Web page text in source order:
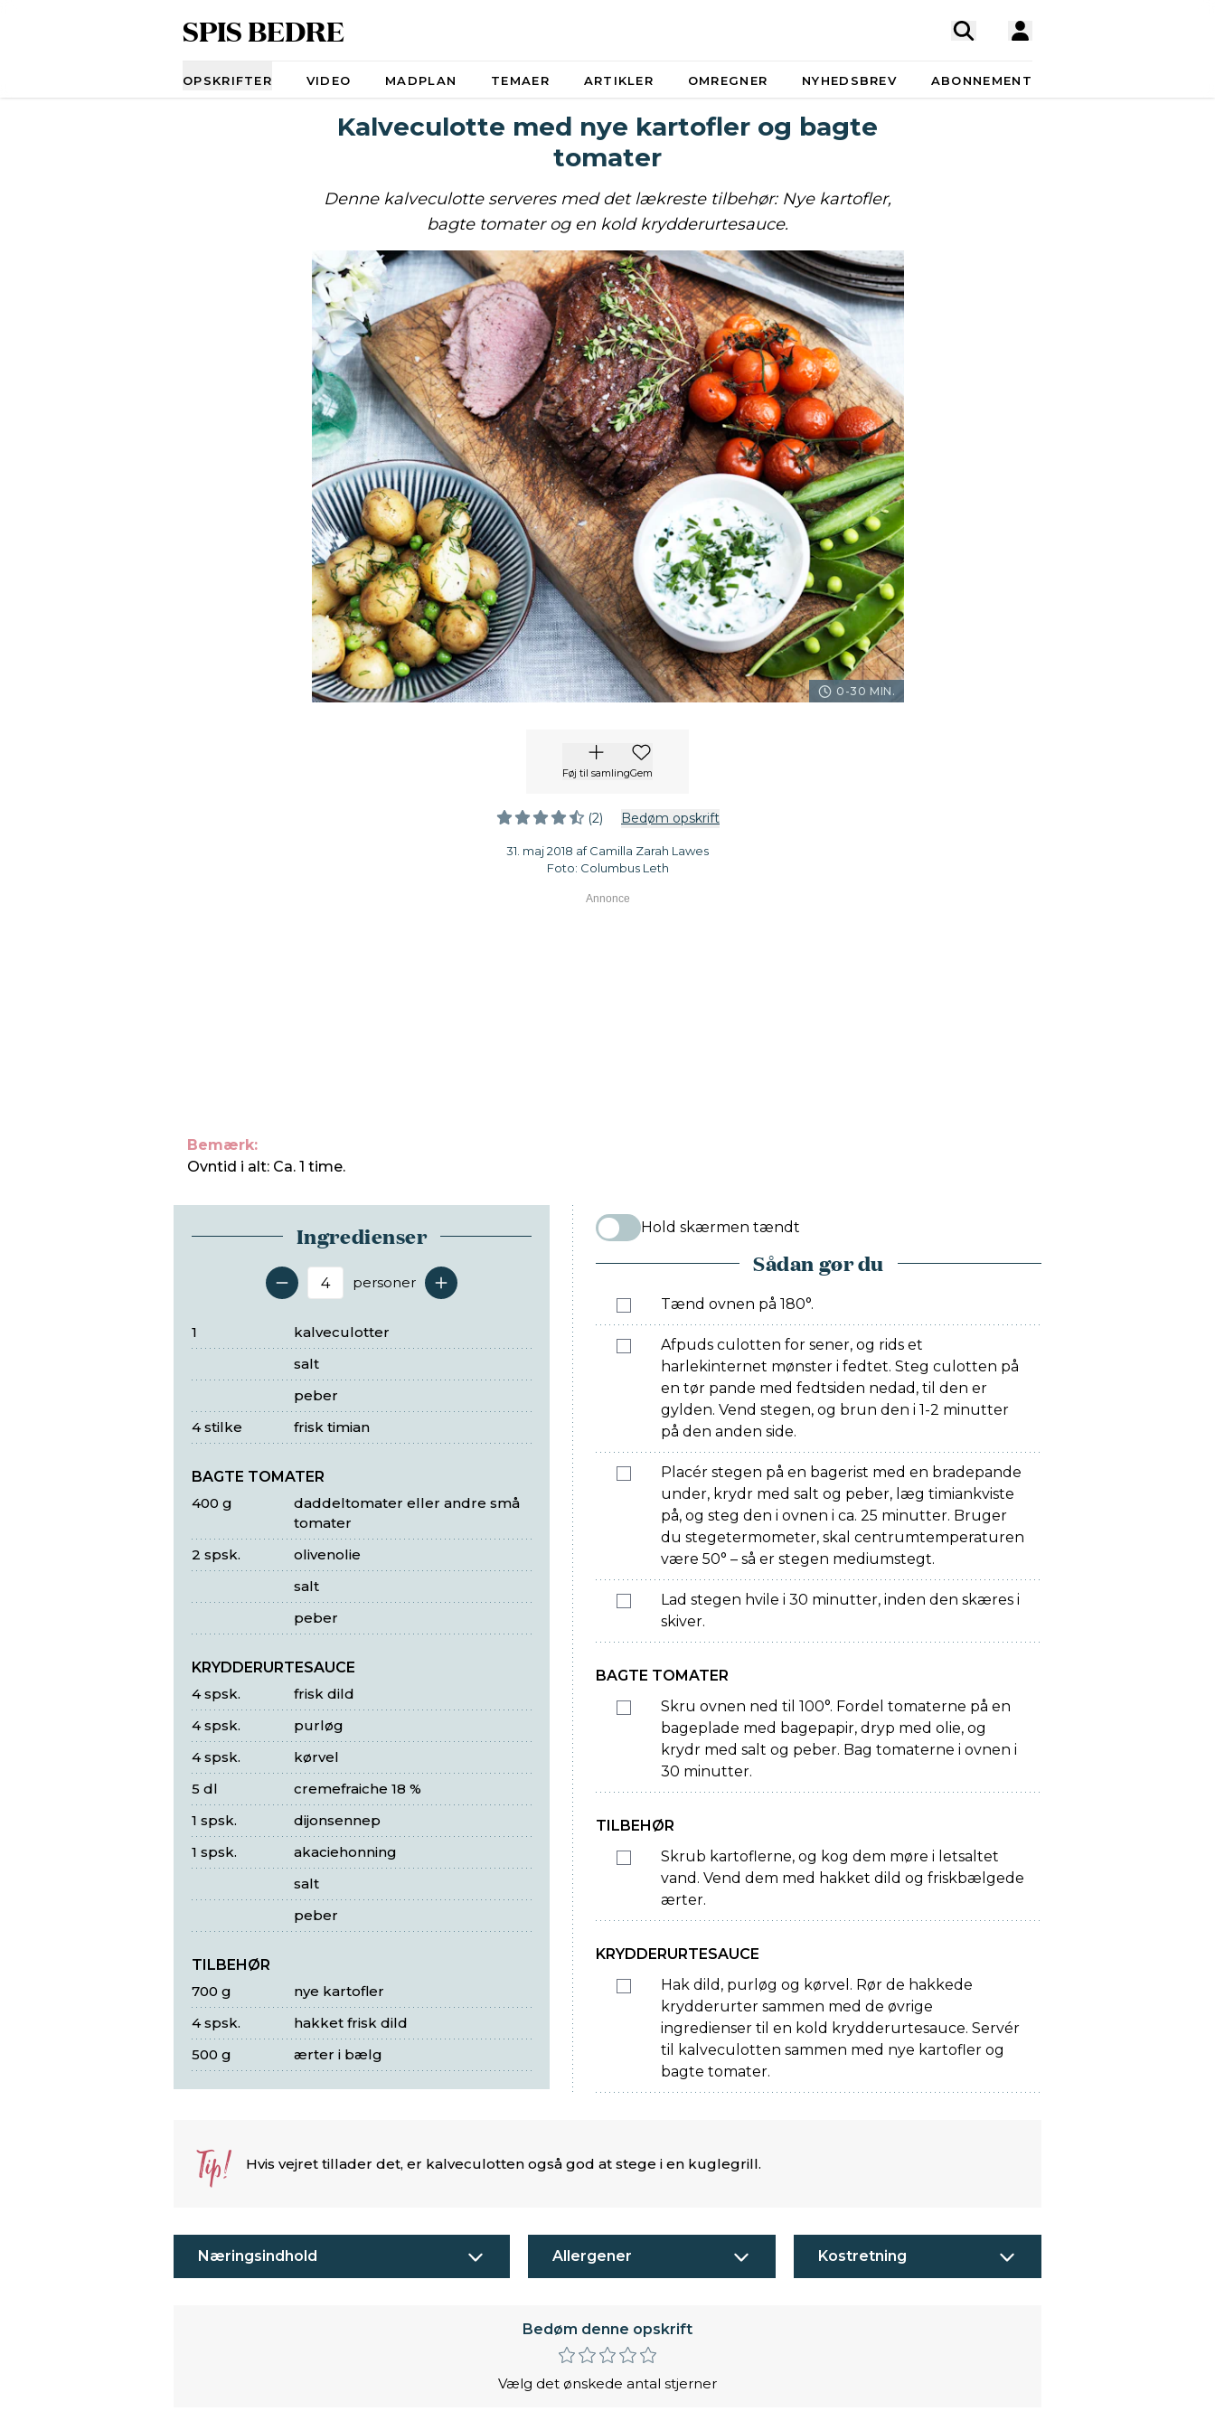
SPIS BEDRE
OPSKRIFTER VIDEO MADPLAN TEMAER ARTIKLER OMREGNER NYHEDSBREV ABONNEMENT
Kalveculotte med nye kartofler og bagte
tomater
Denne kalveculotte serveres med det lækreste tilbehør: Nye kartofler,
bagte tomater og en kold krydderurtesauce.
0-30 MIN.
Føj til samlingGem
(2) Bedøm opskrift
31. maj 2018 af Camilla Zarah Lawes
Foto: Columbus Leth
Bemærk:
Ovntid i alt: Ca. 1 time.
Ingredienser
Antal serveringer
personer
kalveculotter
1
salt
peber
frisk timian
4 stilke
BAGTE TOMATER
daddeltomater eller andre små
tomater
400 g
olivenolie
2 spsk.
salt
peber
KRYDDERURTESAUCE
frisk dild
4 spsk.
purløg
4 spsk.
kørvel
4 spsk.
cremefraiche 18 %
5 dl
dijonsennep
1 spsk.
akaciehonning
1 spsk.
salt
peber
TILBEHØR
nye kartofler
700 g
hakket frisk dild
4 spsk.
ærter i bælg
500 g
Hold skærmen tændt
Sådan gør du
Tænd ovnen på 180°.
Afpuds culotten for sener, og rids et
harlekinternet mønster i fedtet. Steg culotten på
en tør pande med fedtsiden nedad, til den er
gylden. Vend stegen, og brun den i 1-2 minutter
på den anden side.
Placér stegen på en bagerist med en bradepande
under, krydr med salt og peber, læg timiankviste
på, og steg den i ovnen i ca. 25 minutter. Bruger
du stegetermometer, skal centrumtemperaturen
være 50° – så er stegen mediumstegt.
Lad stegen hvile i 30 minutter, inden den skæres i
skiver.
BAGTE TOMATER
Skru ovnen ned til 100°. Fordel tomaterne på en
bageplade med bagepapir, dryp med olie, og
krydr med salt og peber. Bag tomaterne i ovnen i
30 minutter.
TILBEHØR
Skrub kartoflerne, og kog dem møre i letsaltet
vand. Vend dem med hakket dild og friskbælgede
ærter.
KRYDDERURTESAUCE
Hak dild, purløg og kørvel. Rør de hakkede
krydderurter sammen med de øvrige
ingredienser til en kold krydderurtesauce. Servér
til kalveculotten sammen med nye kartofler og
bagte tomater.
Tip! Hvis vejret tillader det, er kalveculotten også god at stege i en kuglegrill.
Næringsindhold Allergener Kostretning
Bedøm denne opskrift
Vælg det ønskede antal stjerner